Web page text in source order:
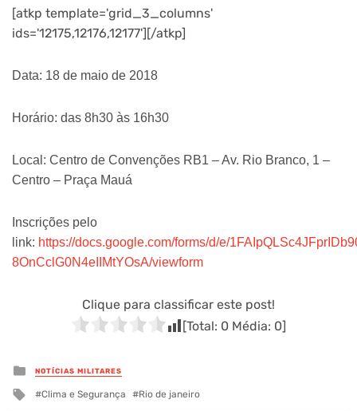
[atkp template='grid_3_columns'
ids='12175,12176,12177'][/atkp]
Data: 18 de maio de 2018
Horário: das 8h30 às 16h30
Local: Centro de Convenções RB1 – Av. Rio Branco, 1 –
Centro – Praça Mauá
Inscrições pelo
link: https://docs.google.com/forms/d/e/
8OnCclG0N4eIIMtYOsA/viewform
Clique para classificar este post!
[Total: 0 Média: 0]
Posted
in
NOTÍCIAS MILITARES
Tagged
Clima e Segurança Rio de janeiro